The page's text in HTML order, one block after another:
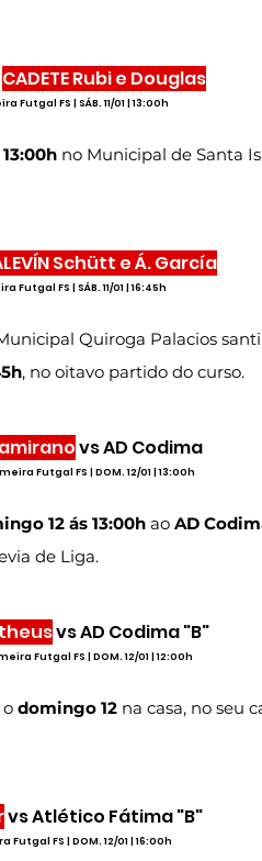
CADETE Rubi e Douglas
Futgal FS | SÁB. 11/01 | 13:00h
13:00h no Municipal de Santa
Schütt e Á. García
Futgal FS | SÁB. 11/01 | 16:45h
Quiroga Palacios
, no oitavo partido do curso.
vs AD Codima
Futgal FS | DOM. 12/01 | 13:00h
12 ás 13:00h ao AD
de Liga.
vs AD Codima "B"
Futgal FS | DOM. 12/01 | 12:00h
domingo 12 na casa, no seu
vs Atlético Fátima "B"
Futgal FS | DOM. 12/01 | 16:00h